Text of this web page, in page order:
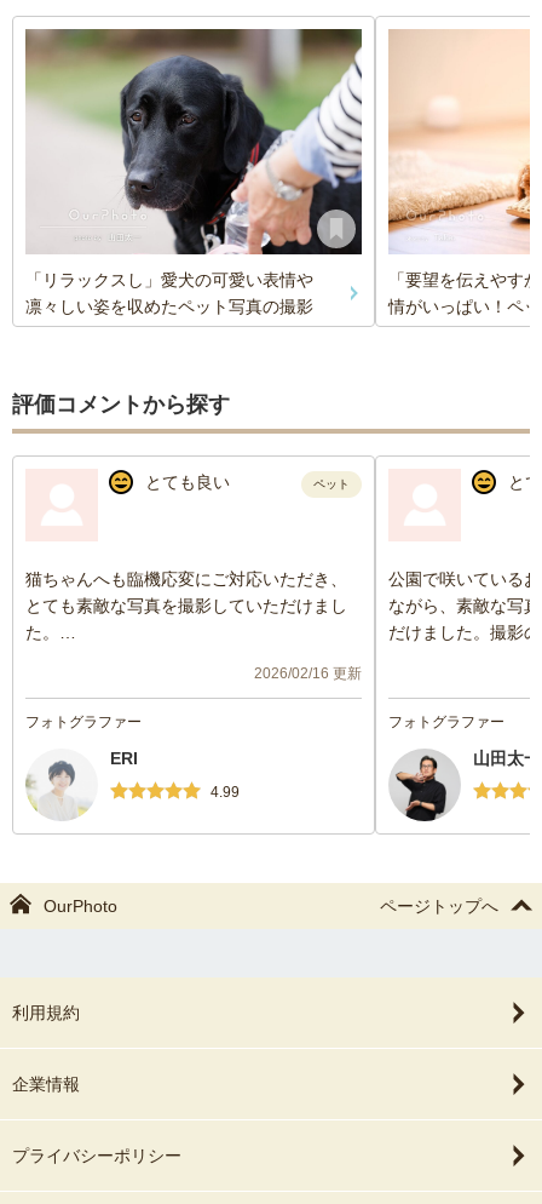
「リラックスし」愛犬の可愛い表情や
凛々しい姿を収めたペット写真の撮影
「要望を伝えやす
情がいっぱい！ペ
評価コメントから探す
とても良い ペット
猫ちゃんへも臨機応変にご対応いただき、
とても素敵な写真を撮影していただけまし
た。
本当にありがとうございました。
いいたします。
2026/02/16 更新
フォトグラファー
ERI
4.99
と
公園で咲いている
ながら、素敵な写
だけました。撮影
また、次回は違う
フォトグラファー
山田太一
OurPhoto ページトップへ
利用規約
企業情報
プライバシーポリシー